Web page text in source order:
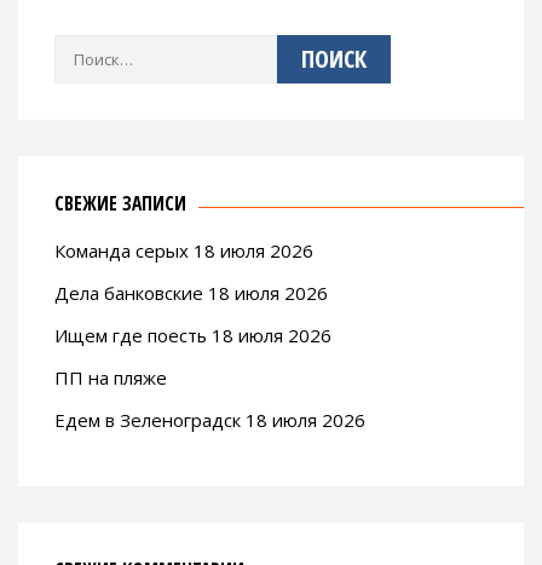
Найти:
СВЕЖИЕ ЗАПИСИ
Команда серых 18 июля 2026
Дела банковские 18 июля 2026
Ищем где поесть 18 июля 2026
ПП на пляже
Едем в Зеленоградск 18 июля 2026